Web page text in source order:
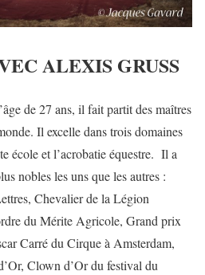
ALEXIS GRUSS
de 27 ans, il fait partit des maîtres
Il excelle dans trois domaines
école et l’acrobatie équestre. Il a
nobles les uns que les autres :
Chevalier de la Légion
du Mérite Agricole, Grand prix
Carré du Cirque à Amsterdam,
Clown d’Or du festival du